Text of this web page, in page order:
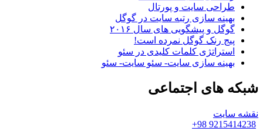
طراحی سایت و پورتال
بهینه سازی رتبه سایت در گوگل
گوگل و پیشگویی های سال ۲۰۱۶
پیج رنک گوگل نمرده است!
استراتژی کلمات کلیدی در سئو
بهینه سازی سایت- سئو سایت- سئو
شبکه های اجتماعی
نقشه سایت
9215414238 98+